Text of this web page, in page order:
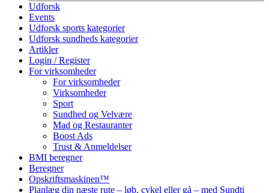
Udforsk
Events
Udforsk sports kategorier
Udforsk sundheds kategorier
Artikler
Login / Register
For virksomheder
For virksomheder
Virksomheder
Sport
Sundhed og Velvære
Mad og Restauranter
Boost Ads
Trust & Anmeldelser
BMI beregner
Beregner
Opskriftsmaskinen™
Planlæg din næste rute – løb, cykel eller gå – med Sundti